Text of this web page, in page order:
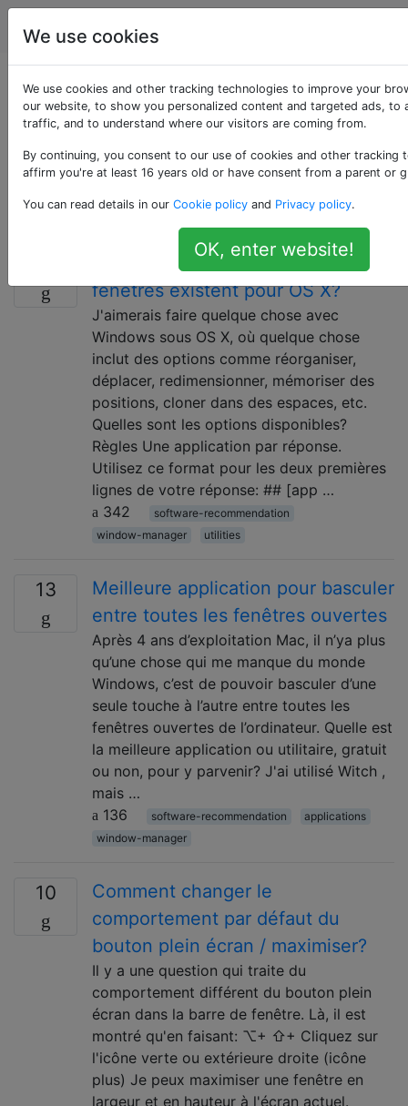
Apple
Questions marquées
«window-manager»
La gestion des fenêtres fait référence aux logiciels qui
contrôlent le placement, la disposition et l'apparence
de diverses fenêtres sur OS X.
Quelles options de gestion des
fenêtres existent pour OS X?
J'aimerais faire quelque chose avec
Windows sous OS X, où quelque chose
inclut des options comme réorganiser,
déplacer, redimensionner, mémoriser des
positions, cloner dans des espaces, etc.
Quelles sont les options disponibles?
Règles Une application par réponse.
Utilisez ce format pour les deux premières
lignes de votre réponse: ## [app …
342
software-recommendation
window-manager
utilities
13
Meilleure application pour basculer
entre toutes les fenêtres ouvertes
Après 4 ans d’exploitation Mac, il n’ya plus
qu’une chose qui me manque du monde
Windows, c’est de pouvoir basculer d’une
seule touche à l’autre entre toutes les
fenêtres ouvertes de l’ordinateur. Quelle est
la meilleure application ou utilitaire, gratuit
ou non, pour y parvenir? J'ai utilisé Witch ,
mais …
136
software-recommendation
applications
window-manager
10
Comment changer le
comportement par défaut du
bouton plein écran / maximiser?
Il y a une question qui traite du
comportement différent du bouton plein
écran dans la barre de fenêtre. Là, il est
montré qu'en faisant: ⌥+ ⇧+ Cliquez sur
l'icône verte ou extérieure droite (icône
plus) Je peux maximiser une fenêtre en
largeur et en hauteur à l'écran actuel.
We use cookies
We use cookies and other tracking technologies to improve your
our website, to show you personalized content and targeted ads, to
traffic, and to understand where our visitors are coming from.
By continuing, you consent to our use of cookies and other tracking
affirm you're at least 16 years old or have consent from a parent or
You can read details in our Cookie policy and Privacy policy.
OK, enter website!